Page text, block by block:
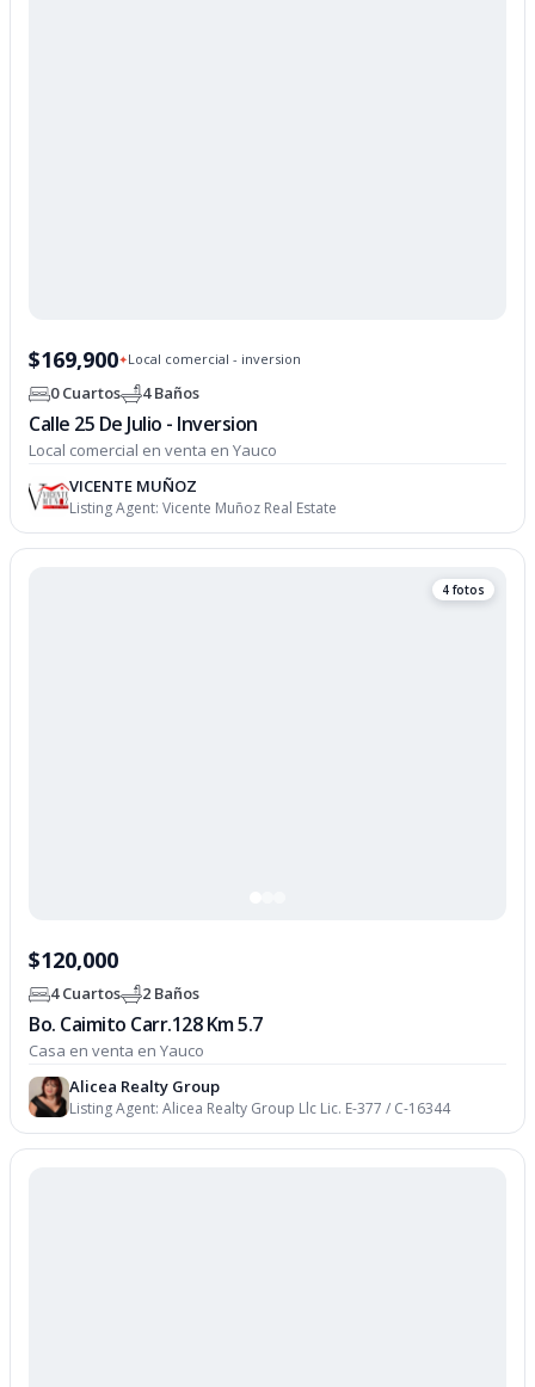
$169,900✦Local comercial - inversion
0 Cuartos 4 Baños
Calle 25 De Julio - Inversion
Local comercial en venta en Yauco
VICENTE MUÑOZ
Listing Agent:Vicente Muñoz Real Estate
4 fotos
$120,000
4 Cuartos 2 Baños
Bo. Caimito Carr.128 Km 5.7
Casa en venta en Yauco
Alicea Realty Group
Listing Agent:Alicea Realty Group Llc Lic. E-377 / C-16344